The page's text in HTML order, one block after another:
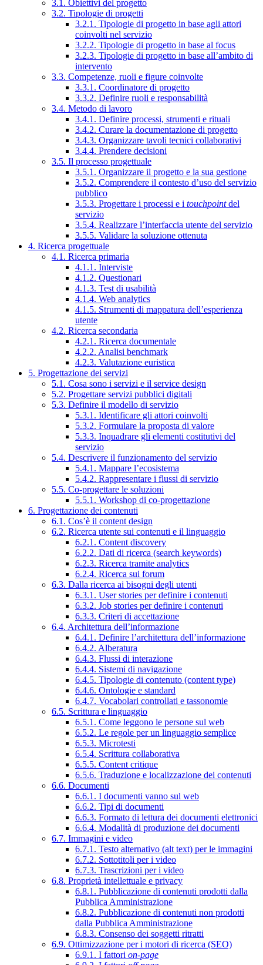
3.1. Obiettivi del progetto
3.2. Tipologie di progetti
3.2.1. Tipologie di progetto in base agli attori
coinvolti nel servizio
3.2.2. Tipologie di progetto in base al focus
3.2.3. Tipologie di progetto in base all’ambito di
intervento
3.3. Competenze, ruoli e figure coinvolte
3.3.1. Coordinatore di progetto
3.3.2. Definire ruoli e responsabilità
3.4. Metodo di lavoro
3.4.1. Definire processi, strumenti e rituali
3.4.2. Curare la documentazione di progetto
3.4.3. Organizzare tavoli tecnici collaborativi
3.4.4. Prendere decisioni
3.5. Il processo progettuale
3.5.1. Organizzare il progetto e la sua gestione
3.5.2. Comprendere il contesto d’uso del servizio
pubblico
3.5.3. Progettare i processi e i touchpointdel
servizio
3.5.4. Realizzare l’interfaccia utente del servizio
3.5.5. Validare la soluzione ottenuta
4. Ricerca progettuale
4.1. Ricerca primaria
4.1.1. Interviste
4.1.2. Questionari
4.1.3. Test di usabilità
4.1.4. Web analytics
4.1.5. Strumenti di mappatura dell’esperienza
utente
4.2. Ricerca secondaria
4.2.1. Ricerca documentale
4.2.2. Analisi benchmark
4.2.3. Valutazione euristica
5. Progettazione dei servizi
5.1. Cosa sono i servizi e il service design
5.2. Progettare servizi pubblici digitali
5.3. Definire il modello di servizio
5.3.1. Identificare gli attori coinvolti
5.3.2. Formulare la proposta di valore
5.3.3. Inquadrare gli elementi costitutivi del
servizio
5.4. Descrivere il funzionamento del servizio
5.4.1. Mappare l’ecosistema
5.4.2. Rappresentare i flussi di servizio
5.5. Co-progettare le soluzioni
5.5.1. Workshop di co-progettazione
6. Progettazione dei contenuti
6.1. Cos’è il content design
6.2. Ricerca utente sui contenuti e il linguaggio
6.2.1. Content discovery
6.2.2. Dati di ricerca (search keywords)
6.2.3. Ricerca tramite analytics
6.2.4. Ricerca sui forum
6.3. Dalla ricerca ai bisogni degli utenti
6.3.1. User stories per definire i contenuti
6.3.2. Job stories per definire i contenuti
6.3.3. Criteri di accettazione
6.4. Architettura dell’informazione
6.4.1. Definire l’architettura dell’informazione
6.4.2. Alberatura
6.4.3. Flussi di interazione
6.4.4. Sistemi di navigazione
6.4.5. Tipologie di contenuto (content type)
6.4.6. Ontologie e standard
6.4.7. Vocabolari controllati e tassonomie
6.5. Scrittura e linguaggio
6.5.1. Come leggono le persone sul web
6.5.2. Le regole per un linguaggio semplice
6.5.3. Microtesti
6.5.4. Scrittura collaborativa
6.5.5. Content critique
6.5.6. Traduzione e localizzazione dei contenuti
6.6. Documenti
6.6.1. I documenti vanno sul web
6.6.2. Tipi di documenti
6.6.3. Formato di lettura dei documenti elettronici
6.6.4. Modalità di produzione dei documenti
6.7. Immagini e video
6.7.1. Testo alternativo (alt text) per le immagini
6.7.2. Sottotitoli per i video
6.7.3. Trascrizioni per i video
6.8. Proprietà intellettuale e privacy
6.8.1. Pubblicazione di contenuti prodotti dalla
Pubblica Amministrazione
6.8.2. Pubblicazione di contenuti non prodotti
dalla Pubblica Amministrazione
6.8.3. Consenso dei soggetti ritratti
6.9. Ottimizzazione per i motori di ricerca (SEO)
6.9.1. I fattori on-page